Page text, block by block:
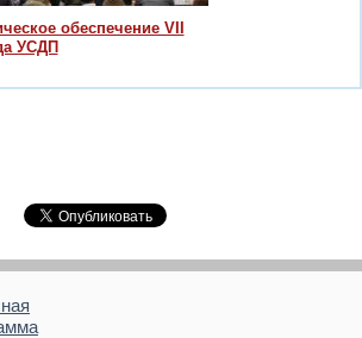
обеспечение VII
УСДП